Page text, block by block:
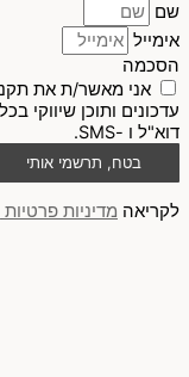
שם
אימייל
הסכמה
אני מאשר/ת את
עדכונים ותוכן שיווקי
דוא"ל ו -SMS.
בטח, תרשמי אותי
לקריאה מדיניות פרטיות